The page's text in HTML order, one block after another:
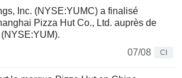
Inc. (NYSE:YUMC) a finalisé
Pizza Hut Co., Ltd. auprès de
07/08
CI